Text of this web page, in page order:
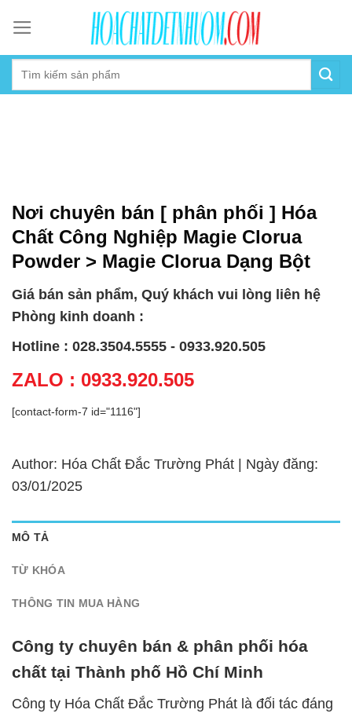
content
Nơi chuyên bán [ phân phối ] Hóa
Chất Công Nghiệp Magie Clorua
Powder > Magie Clorua Dạng Bột
Giá bán sản phẩm, Quý khách vui lòng liên hệ
Phòng kinh doanh :
Hotline : 028.3504.5555 - 0933.920.505
ZALO : 0933.920.505
[contact-form-7 id="1116"]
Author: Hóa Chất Đắc Trường Phát | Ngày đăng:
03/01/2025
MÔ TẢ
TỪ KHÓA
THÔNG TIN MUA HÀNG
Công ty chuyên bán & phân phối hóa
chất tại Thành phố Hồ Chí Minh
Công ty Hóa Chất Đắc Trường Phát là đối tác đáng